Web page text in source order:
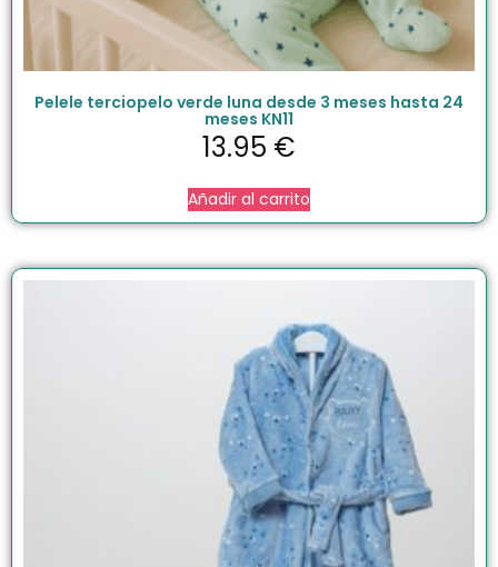
Pelele terciopelo verde luna desde 3 meses hasta 24
meses KN11
13.95 €
Añadir al carrito